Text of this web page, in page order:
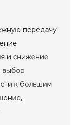
передачу
и снижение
выбор
к большим